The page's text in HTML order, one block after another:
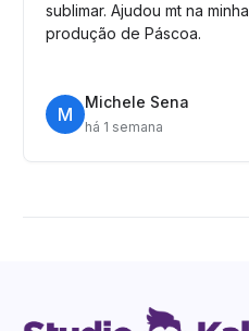
sublimar. Ajudou mt na minha
produção de Páscoa.
M
Michele Sena
há 1 semana